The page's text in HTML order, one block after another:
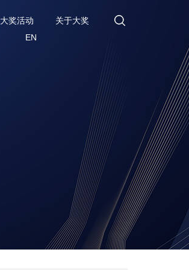
大奖活动
关于大奖
EN